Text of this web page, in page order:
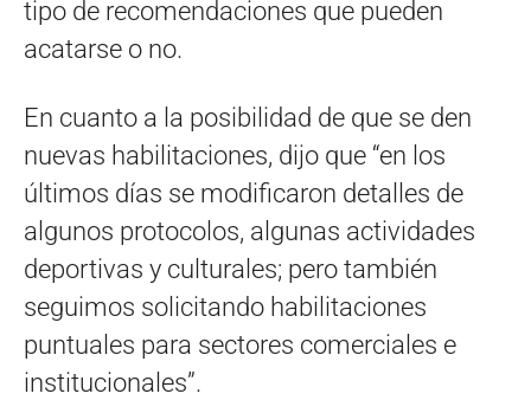
tipo de recomendaciones que pueden
acatarse o no.
En cuanto a la posibilidad de que se den
nuevas habilitaciones, dijo que “en los
últimos días se modificaron detalles de
algunos protocolos, algunas actividades
deportivas y culturales; pero también
seguimos solicitando habilitaciones
puntuales para sectores comerciales e
institucionales”.